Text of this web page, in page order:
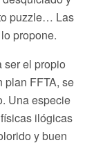
puzzle… Las
propone.
ser el propio
plan FFTA, se
Una especie
ilógicas
y buen